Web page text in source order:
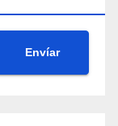
Envíar